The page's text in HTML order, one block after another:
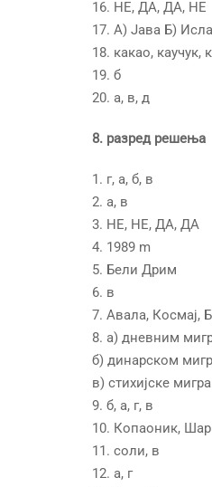
16. НЕ, ДА, ДА, НЕ
17. А) Јава Б)
18. какао, каучук,
19. б
20. а, в, д
8. разред решења
1. г, а, б, в
2. а, в
3. НЕ, НЕ, ДА, ДА
4. 1989 m
5. Бели Дрим
6. в
7. Авала, Космај,
8. а) дневним
б) динарском
в) стихијске
9. б, а, г, в
10. Копаоник,
11. соли, в
12. а, г